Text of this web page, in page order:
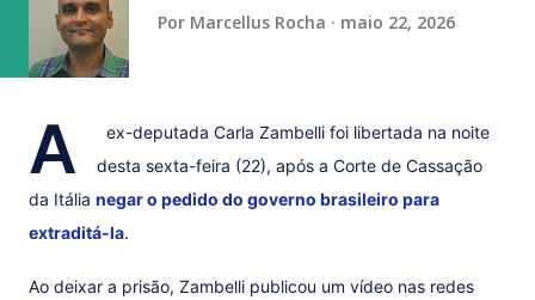
vaga na referência do ataque, com...
Por Marcellus Rocha maio 22, 2026
A
ex-deputada Carla Zambelli foi libertada na noite
desta sexta-feira (22), após a Corte de Cassação
da Itália negar o pedido do governo brasileiro para
extraditá-la.
Ao deixar a prisão, Zambelli publicou um vídeo nas redes